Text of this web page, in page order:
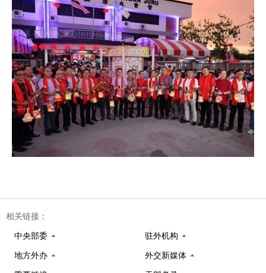
相关链接：
中央部委 驻外机构
地方外办 外交新媒体